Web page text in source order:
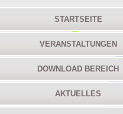
STARTSEITE
VERANSTALTUNGEN
DOWNLOAD BEREICH
AKTUELLES